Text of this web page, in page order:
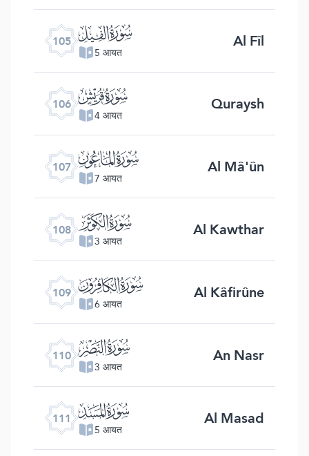
105 ﰖ
5 आयत Al Fîl
106 ﰗ
4 आयत Quraysh
107 ﰘ
7 आयत Al Mâ'ûn
108 ﰙ
3 आयत Al Kawthar
109 ﰚ
6 आयत Al Kâfirûne
110 ﰛ
3 आयत An Nasr
111 ﰜ
5 आयत Al Masad